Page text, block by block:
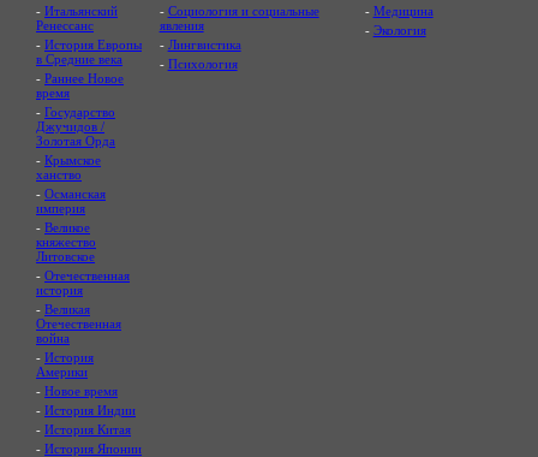
- Итальянский
Ренессанс
- История Европы
в Средние века
- Раннее Новое
время
- Государство
Джучидов /
Золотая Орда
- Крымское
ханство
- Османская
империя
- Великое
княжество
Литовское
- Отечественная
история
- Великая
Отечественная
война
- История
Америки
- Новое время
- История Индии
- История Китая
- История Японии
- Социология и социальные
явления
- Лингвистика
- Психология
- Медицина
- Экология